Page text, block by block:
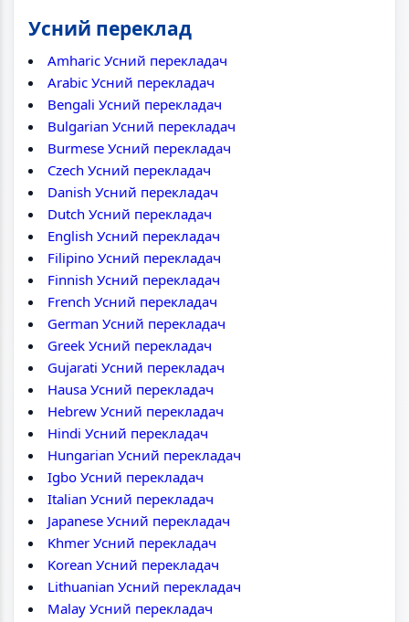
Усний переклад
Amharic Усний перекладач
Arabic Усний перекладач
Bengali Усний перекладач
Bulgarian Усний перекладач
Burmese Усний перекладач
Czech Усний перекладач
Danish Усний перекладач
Dutch Усний перекладач
English Усний перекладач
Filipino Усний перекладач
Finnish Усний перекладач
French Усний перекладач
German Усний перекладач
Greek Усний перекладач
Gujarati Усний перекладач
Hausa Усний перекладач
Hebrew Усний перекладач
Hindi Усний перекладач
Hungarian Усний перекладач
Igbo Усний перекладач
Italian Усний перекладач
Japanese Усний перекладач
Khmer Усний перекладач
Korean Усний перекладач
Lithuanian Усний перекладач
Malay Усний перекладач